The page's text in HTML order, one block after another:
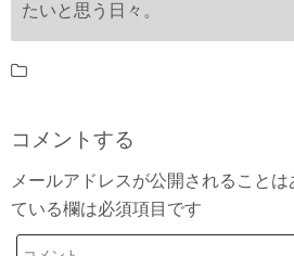
たいと思う日々。
コメントする
メールアドレスが公開されることは
ている欄は必須項目です